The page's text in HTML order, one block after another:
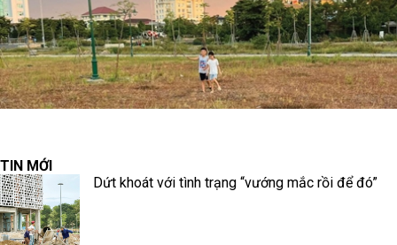
TIN MỚI
Dứt khoát với tình trạng “vướng mắc rồi để đó”